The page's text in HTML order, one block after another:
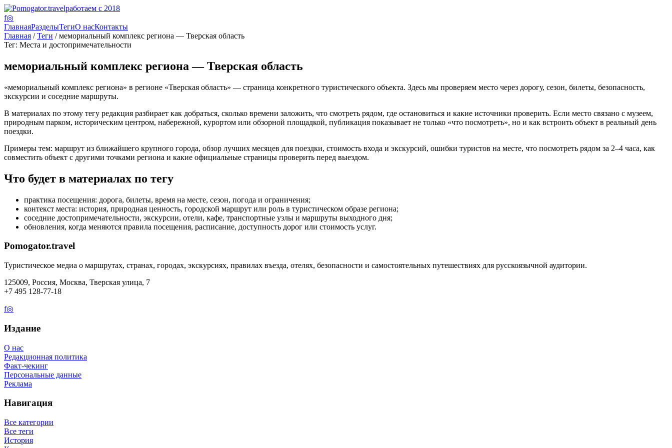
работаем с 2018
f◎
ГлавнаяРазделыТегиО насКонтакты
Главная /Теги / мемориальный комплекс региона — Тверская область
Тег: Места и достопримечательности
мемориальный комплекс региона — Тверская область
«мемориальный комплекс региона» в регионе «Тверская область» — страница конкретного туристического объекта. Здесь мы проверяем место через дорогу, сезон, билеты, безопасность,
экскурсии и соседние маршруты.
В материалах по этому тегу редакция разбирает как добраться, сколько времени заложить, что смотреть рядом, где остановиться и какие источники проверить. Если место связано с музеем,
природным парком, историческим центром, набережной, курортом или обзорной площадкой, публикация показывает не только «что посмотреть», но и как встроить объект в реальный день
поездки.
Примеры тем: маршрут из ближайшего крупного города, обзор лучших месяцев для поездки, стоимость входа и экскурсий, ошибки туристов на месте, что посмотреть рядом за 2–4 часа, как
совместить объект с другими точками региона и какие официальные страницы проверить перед выездом.
Что будет в материалах по тегу
практика посещения: дорога, билеты, время на месте, сезон, погода и ограничения;
контекст места: история, природная ценность, городской маршрут или роль в туристическом образе региона;
соседние достопримечательности, экскурсии, отели, кафе, транспортные узлы и маршруты выходного дня;
обновления, когда меняются правила посещения, расписание, доступность дорог или стоимость услуг.
Pomogator.travel
Туристическое медиа о маршрутах, странах, городах, экскурсиях, правилах въезда, отелях, безопасности и самостоятельных путешествиях для русскоязычной аудитории.
125009, Россия, Москва, Тверская улица, 7
+7 495 128-77-18
f◎
Издание
О нас
Редакционная политика
Факт-чекинг
Персональные данные
Реклама
Навигация
Все категории
Все теги
История